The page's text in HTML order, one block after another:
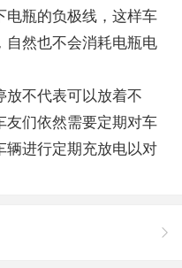
瓶的负极线，这样车
然也不会消耗电瓶电
不代表可以放着不
们依然需要定期对车
进行定期充放电以对
